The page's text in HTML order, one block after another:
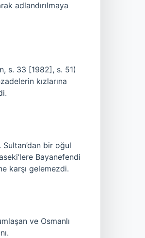
adlandırılmaya
s. 33 [1982], s. 51)
kızlarına
Sultan’dan bir oğul
Bayanefendi
karşı gelemezdi.